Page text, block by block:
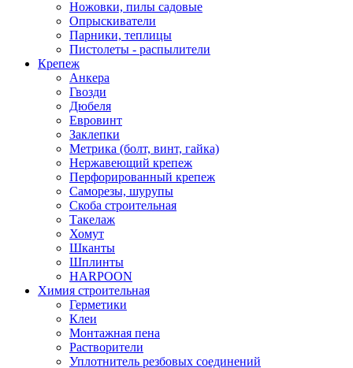
Ножовки, пилы садовые
Опрыскиватели
Парники, теплицы
Пистолеты - распылители
Крепеж
Анкера
Гвозди
Дюбеля
Евровинт
Заклепки
Метрика (болт, винт, гайка)
Нержавеющий крепеж
Перфорированный крепеж
Саморезы, шурупы
Скоба строительная
Такелаж
Хомут
Шканты
Шплинты
HARPOON
Химия строительная
Герметики
Клеи
Монтажная пена
Растворители
Уплотнитель резбовых соединений